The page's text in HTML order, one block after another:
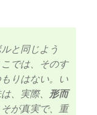
と同じよう
では、そのす
りはない。い
、実際、
形而
が真実で、重